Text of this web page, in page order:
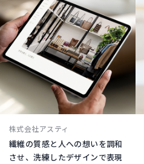
株式会社アスティ
繊維の質感と人への想いを調和
させ、洗練したデザインで表現